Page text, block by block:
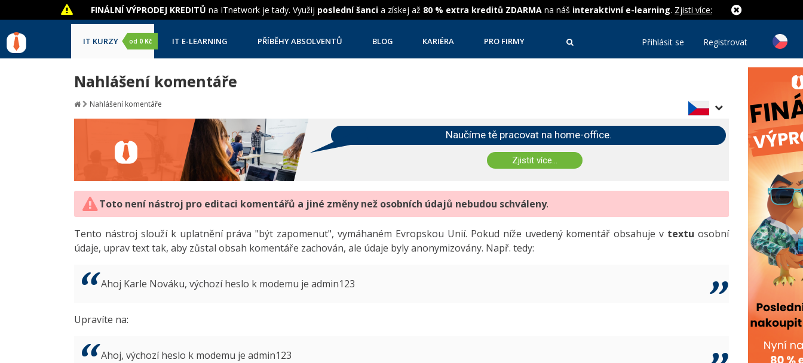
FINÁLNÍ VÝPRODEJ KREDITŮ na ITnetwork je tady. Využij poslední šanci a získej až 80 % extra kreditů ZDARMA na náš interaktivní e-learning. Zjisti více:
IT KURZY od 0 Kč IT E-LEARNING PŘÍBĚHY ABSOLVENTŮ BLOG KARIÉRA PRO FIRMY Přihlásit se Registrovat
Nahlášení komentáře
Nahlášení komentáře
Naučíme tě pracovat na home-office.
Zjistit více...
Toto není nástroj pro editaci komentářů a jiné změny než osobních údajů nebudou schváleny.
Tento nástroj slouží k uplatnění práva "být zapomenut", vymáhaném Evropskou Unií. Pokud níže uvedený komentář obsahuje v textu osobní
údaje, uprav text tak, aby zůstal obsah komentáře zachován, ale údaje byly anonymizovány. Např. tedy:
Ahoj Karle Nováku, výchozí heslo k modemu je admin123
Upravíte na:
Ahoj, výchozí heslo k modemu je admin123